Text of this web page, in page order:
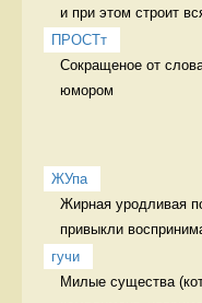
и при этом строит
ПРОСТт
Сокращеное от
юмором
ЖУпа
Жирная уродливая
привыкли
гучи
Милые существа